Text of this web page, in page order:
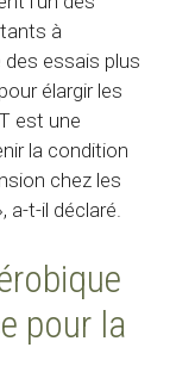
à
des essais plus
élargir les
est une
la condition
chez les
a-t-il déclaré.
pour la